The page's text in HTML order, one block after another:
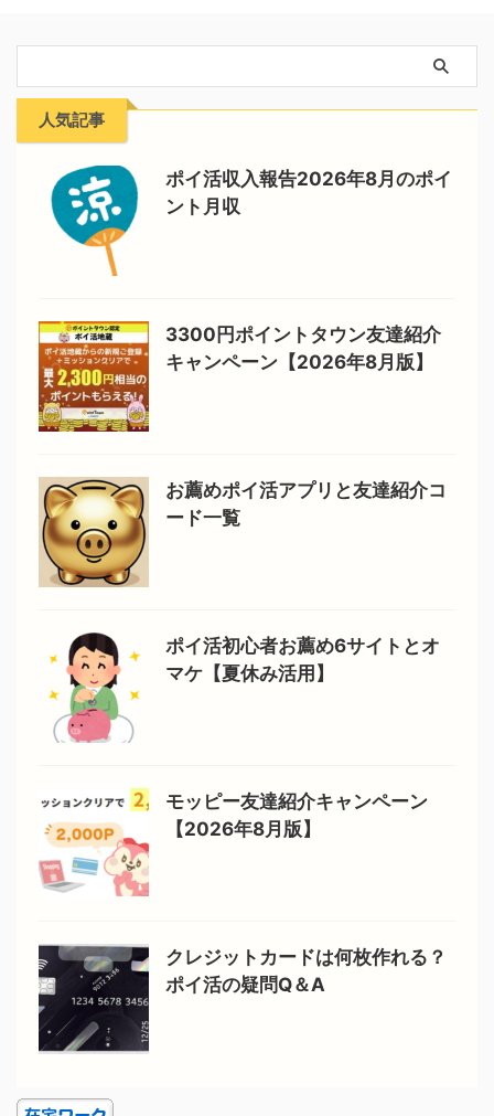
人気記事
ポイ活収入報告2026年8月のポイ
ント月収
3300円ポイントタウン友達紹介
キャンペーン【2026年8月版】
お薦めポイ活アプリと友達紹介コ
ード一覧
ポイ活初心者お薦め6サイトとオ
マケ【夏休み活用】
モッピー友達紹介キャンペーン
【2026年8月版】
クレジットカードは何枚作れる？
ポイ活の疑問Q＆A